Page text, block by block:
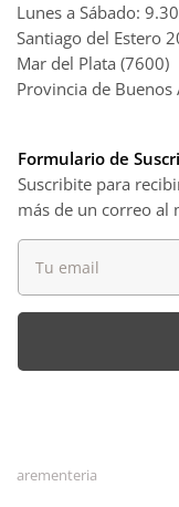
Lunes a Sábado:
Santiago del Estero
Mar del Plata (7600)
Provincia de Buenos
Formulario de
Suscribite para
más de un correo al
arementeria